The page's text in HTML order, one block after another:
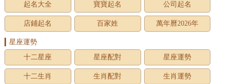
起名大全 寶寶起名 公司起名
店鋪起名 百家姓 萬年曆2026年
星座運勢
十二星座
星座配對 星座運勢
十二生肖 生肖配對 生肖運勢